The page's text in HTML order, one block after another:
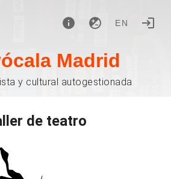
EN
Madrid
y cultural autogestionada
de teatro